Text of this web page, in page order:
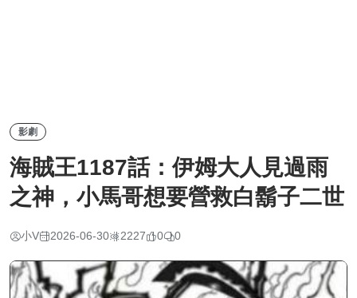
影劇
海賊王1187話：伊姆大人見過雨
之神，小馬哥想要營救白鬍子二世
小V 2026-06-30 2227 0 0